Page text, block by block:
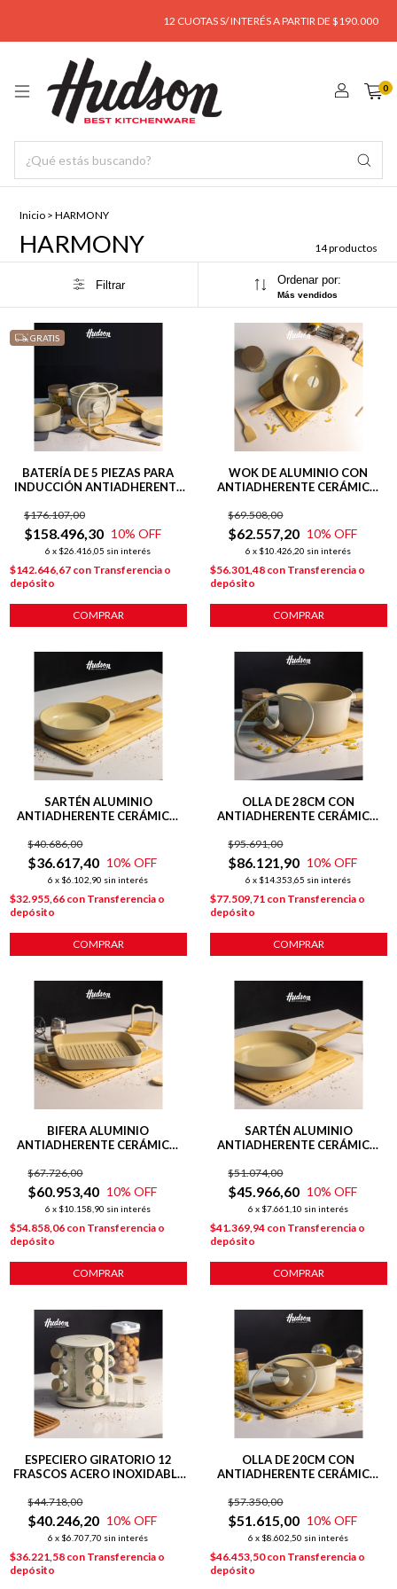
12 CUOTAS S/ INTERÉS A PARTIR DE $190.000
0
Inicio > HARMONY
HARMONY 14 productos
Filtrar Ordenar por:
Más vendidos
GRATIS
BATERÍA DE 5 PIEZAS PARA
INDUCCIÓN ANTIADHERENTE
$158.496,30
$176.107,00
10% OFF
6 x $26.416,05 sin interés
$142.646,67 con Transferencia o
depósito
COMPRAR
WOK DE ALUMINIO CON
ANTIADHERENTE CERÁMICO
$62.557,20
$69.508,00
10% OFF
6 x $10.426,20 sin interés
$56.301,48 con Transferencia o
depósito
COMPRAR
SARTÉN ALUMINIO
ANTIADHERENTE CERÁMICO
$36.617,40
$40.686,00
10% OFF
6 x $6.102,90 sin interés
$32.955,66 con Transferencia o
depósito
COMPRAR
OLLA DE 28CM CON
ANTIADHERENTE CERÁMICO
$86.121,90
$95.691,00
10% OFF
6 x $14.353,65 sin interés
$77.509,71 con Transferencia o
depósito
COMPRAR
BIFERA ALUMINIO
ANTIADHERENTE CERÁMICO
$60.953,40
$67.726,00
10% OFF
6 x $10.158,90 sin interés
$54.858,06 con Transferencia o
depósito
COMPRAR
SARTÉN ALUMINIO
ANTIADHERENTE CERÁMICO
$45.966,60
$51.074,00
10% OFF
6 x $7.661,10 sin interés
$41.369,94 con Transferencia o
depósito
COMPRAR
ESPECIERO GIRATORIO 12
FRASCOS ACERO INOXIDABLE
$40.246,20
$44.718,00
10% OFF
6 x $6.707,70 sin interés
$36.221,58 con Transferencia o
depósito
OLLA DE 20CM CON
ANTIADHERENTE CERÁMICO
INDUCCIÓN
$51.615,00
$57.350,00
10% OFF
6 x $8.602,50 sin interés
$46.453,50con Transferencia o
depósito